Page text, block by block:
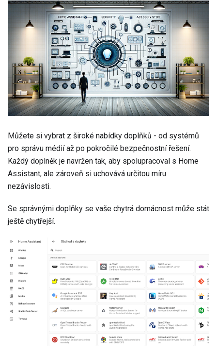
Můžete si vybrat z široké nabídky doplňků - od systémů
pro správu médií až po pokročilé bezpečnostní řešení.
Každý doplněk je navržen tak, aby spolupracoval s Home
Assistant, ale zároveň si uchovává určitou míru
nezávislosti.
Se správnými doplňky se vaše chytrá domácnost může stát
ještě chytřejší.